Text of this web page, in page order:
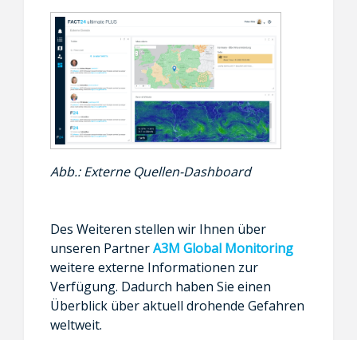
Abb.: Externe Quellen-Dashboard
Des Weiteren stellen wir Ihnen über
unseren PartnerA3M Global Monitoring
weitere externe Informationen zur
Verfügung. Dadurch haben Sie einen
Überblick über aktuell drohende Gefahren
weltweit.